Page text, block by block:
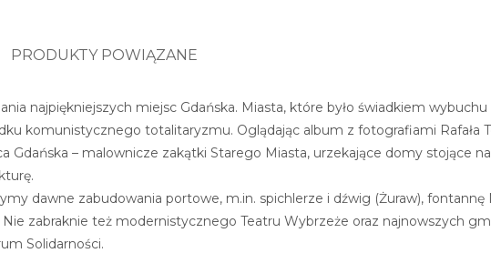
PRODUKTY POWIĄZANE
najpiękniejszych miejsc Gdańska. Miasta, które było świadkiem
komunistycznego totalitaryzmu. Oglądając album z fotografiami Rafała
Gdańska – malownicze zakątki Starego Miasta, urzekające domy stojące
dawne zabudowania portowe, m.in. spichlerze i dźwig (Żuraw),
Nie zabraknie też modernistycznego Teatru Wybrzeże oraz najnowszych
Solidarności.